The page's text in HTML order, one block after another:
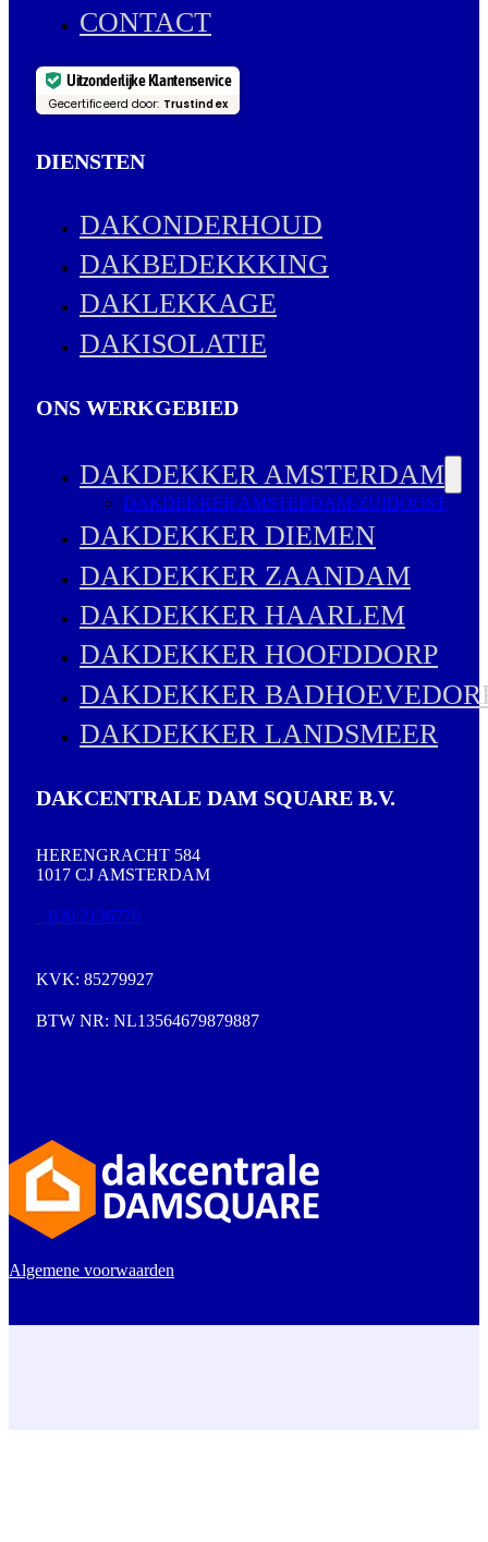
CONTACT
Uitzonderlijke Klantenservice
Gecertificeerd door: Trustindex
DIENSTEN
DAKONDERHOUD
DAKBEDEKKKING
DAKLEKKAGE
DAKISOLATIE
ONS WERKGEBIED
DAKDEKKER AMSTERDAM
DAKDEKKER AMSTERDAM-ZUIDOOST
DAKDEKKER DIEMEN
DAKDEKKER ZAANDAM
DAKDEKKER HAARLEM
DAKDEKKER HOOFDDORP
DAKDEKKER
DAKDEKKER LANDSMEER
DAKCENTRALE DAM SQUARE B.V.
HERENGRACHT 584
1017 CJ AMSTERDAM
020 2136776
KVK: 85279927
BTW NR: NL13564679879887
Algemene voorwaarden